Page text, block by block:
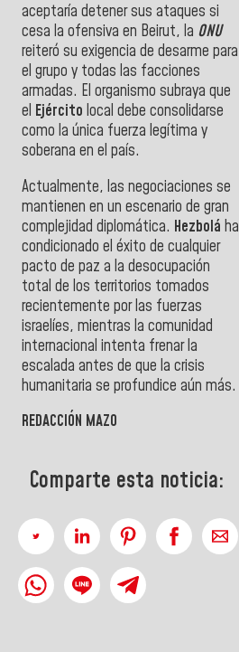
aceptaría detener sus ataques si
cesa la ofensiva en Beirut, la ONU
reiteró su exigencia de desarme para
el grupo y todas las facciones
armadas. El organismo subraya que
el Ejército local debe consolidarse
como la única fuerza legítima y
soberana en el país.
Actualmente, las negociaciones se
mantienen en un escenario de gran
complejidad diplomática. Hezbolá ha
condicionado el éxito de cualquier
pacto de paz a la desocupación
total de los territorios tomados
recientemente por las fuerzas
israelíes, mientras la comunidad
internacional intenta frenar la
escalada antes de que la crisis
humanitaria se profundice aún más.
REDACCIÓN MAZO
Comparte esta noticia: